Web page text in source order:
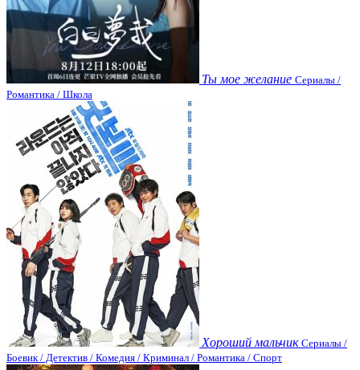
Ты мое желание Сериалы /
Романтика / Школа
Хороший мальчик Сериалы /
Боевик / Детектив / Комедия / Криминал / Романтика / Спорт